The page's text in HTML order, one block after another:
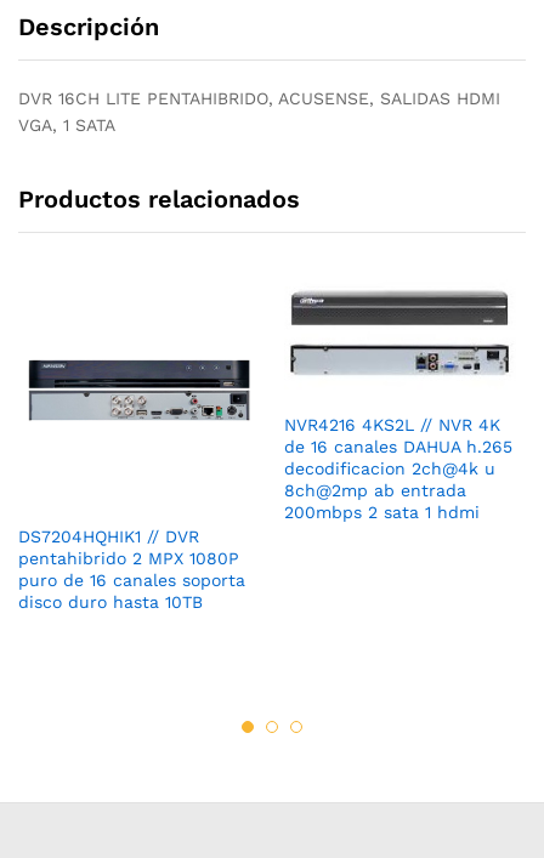
Descripción
DVR 16CH LITE PENTAHIBRIDO, ACUSENSE, SALIDAS HDMI
VGA, 1 SATA
Productos relacionados
DS7204HQHIK1 // DVR
pentahibrido 2 MPX 1080P
puro de 16 canales soporta
disco duro hasta 10TB
NVR4216 4KS2L // NVR 4K
de 16 canales DAHUA h.265
decodificacion 2ch@4k u
8ch@2mp ab entrada
200mbps 2 sata 1 hdmi